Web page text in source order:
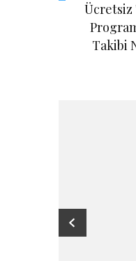
Ücretsiz
Takibi